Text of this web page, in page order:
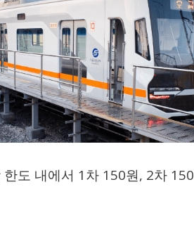
도 내에서 1차 150원, 2차 150